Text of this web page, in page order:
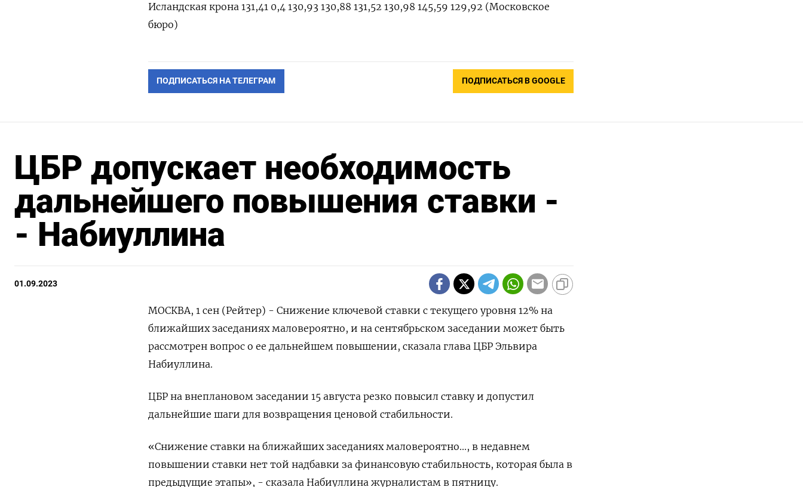
Исландская крона 131,41 0,4 130,93 130,88 131,52 130,98 145,59 129,92 (Московское
бюро)
ПОДПИСАТЬСЯ НА ТЕЛЕГРАМ ПОДПИСАТЬСЯ В GOOGLE
ЦБР допускает необходимость
дальнейшего повышения ставки -
- Набиуллина
01.09.2023
МОСКВА, 1 сен (Рейтер) - Cнижение ключевой ставки с текущего уровня 12% на
ближайших заседаниях маловероятно, и на сентябрьском заседании может быть
рассмотрен вопрос о ее дальнейшем повышении, сказала глава ЦБР Эльвира
Набиуллина.
ЦБР на внеплановом заседании 15 августа резко повысил ставку и допустил
дальнейшие шаги для возвращения ценовой стабильности.
«Снижение ставки на ближайших заседаниях маловероятно..., в недавнем
повышении ставки нет той надбавки за финансовую стабильность, которая была в
предыдущие этапы», - сказала Набиуллина журналистам в пятницу.